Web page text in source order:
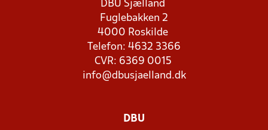
DBU Sjælland
Fuglebakken 2
4000 Roskilde
Telefon: 4632 3366
CVR: 6369 0015
info@dbusjaelland.dk
DBU